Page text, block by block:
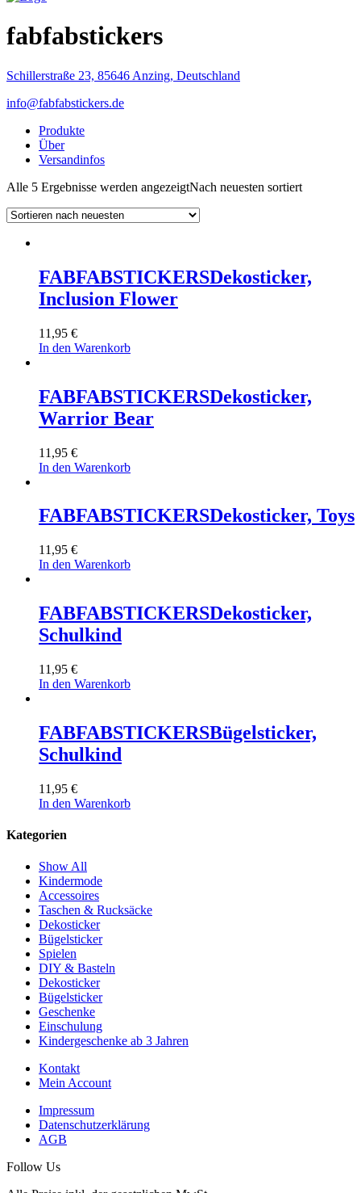
fabfabstickers
Schillerstraße 23, 85646 Anzing, Deutschland
info@fabfabstickers.de
Produkte
Über
Versandinfos
Alle 5 Ergebnisse werden angezeigtNach neuesten sortiert
FABFABSTICKERSDekosticker,
Inclusion Flower
11,95 €
In den Warenkorb
FABFABSTICKERSDekosticker,
Warrior Bear
11,95 €
In den Warenkorb
FABFABSTICKERSDekosticker, Toys
11,95 €
In den Warenkorb
FABFABSTICKERSDekosticker,
Schulkind
11,95 €
In den Warenkorb
FABFABSTICKERSBügelsticker,
Schulkind
11,95 €
In den Warenkorb
Kategorien
Show All
Kindermode
Accessoires
Taschen & Rucksäcke
Dekosticker
Bügelsticker
Spielen
DIY & Basteln
Dekosticker
Bügelsticker
Geschenke
Einschulung
Kindergeschenke ab 3 Jahren
Kontakt
Mein Account
Impressum
Datenschutzerklärung
AGB
Follow Us